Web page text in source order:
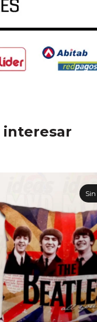
interesar